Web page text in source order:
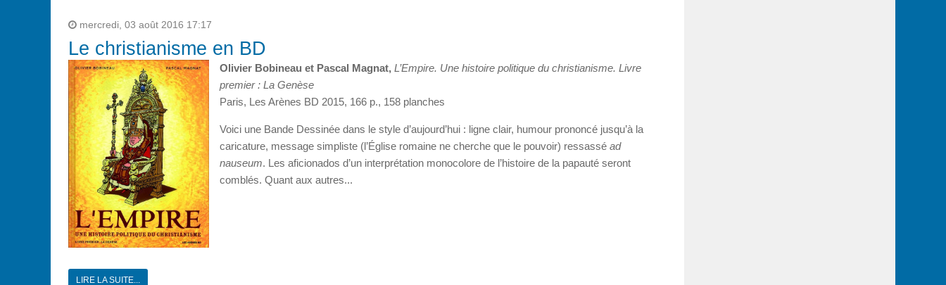
mercredi, 03 août 2016 17:17
Le christianisme en BD
Olivier Bobineau et Pascal Magnat, L’Empire. Une histoire politique du christianisme. Livre
premier : La Genèse
Paris, Les Arènes BD 2015, 166 p., 158 planches
Voici une Bande Dessinée dans le style d’aujourd’hui : ligne clair, humour prononcé jusqu’à la
caricature, message simpliste (l’Église romaine ne cherche que le pouvoir) ressassé ad
nauseum. Les aficionados d’un interprétation monocolore de l’histoire de la papauté seront
comblés. Quant aux autres...
LIRE LA SUITE...